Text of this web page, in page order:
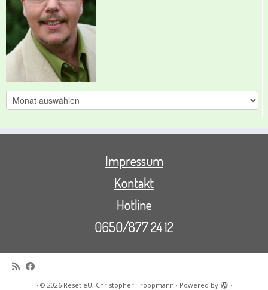
Archive
Impressum
Kontakt
Hotline
0650/877 24 12
· © 2026 Reset eU, Christopher Troppmann · Powered by
·